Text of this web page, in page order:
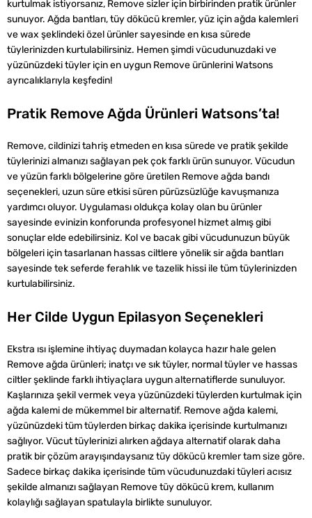
kurtulmak istiyorsanız, Remove sizler için birbirinden pratik ürünler
sunuyor. Ağda bantları, tüy dökücü kremler, yüz için ağda kalemleri
ve wax şeklindeki özel ürünler sayesinde en kısa sürede
tüylerinizden kurtulabilirsiniz. Hemen şimdi vücudunuzdaki ve
yüzünüzdeki tüyler için en uygun Remove ürünlerini Watsons
ayrıcalıklarıyla keşfedin!
Pratik Remove Ağda Ürünleri Watsons’ta!
Remove, cildinizi tahriş etmeden en kısa sürede ve pratik şekilde
tüylerinizi almanızı sağlayan pek çok farklı ürün sunuyor. Vücudun
ve yüzün farklı bölgelerine göre üretilen Remove ağda bandı
seçenekleri, uzun süre etkisi süren pürüzsüzlüğe kavuşmanıza
yardımcı oluyor. Uygulaması oldukça kolay olan bu ürünler
sayesinde evinizin konforunda profesyonel hizmet almış gibi
sonuçlar elde edebilirsiniz. Kol ve bacak gibi vücudunuzun büyük
bölgeleri için tasarlanan hassas ciltlere yönelik sir ağda bantları
sayesinde tek seferde ferahlık ve tazelik hissi ile tüm tüylerinizden
kurtulabilirsiniz.
Her Cilde Uygun Epilasyon Seçenekleri
Ekstra ısı işlemine ihtiyaç duymadan kolayca hazır hale gelen
Remove ağda ürünleri; inatçı ve sık tüyler, normal tüyler ve hassas
ciltler şeklinde farklı ihtiyaçlara uygun alternatiflerde sunuluyor.
Kaşlarınıza şekil vermek veya yüzünüzdeki tüylerden kurtulmak için
ağda kalemi de mükemmel bir alternatif. Remove ağda kalemi,
yüzünüzdeki tüm tüylerden birkaç dakika içerisinde kurtulmanızı
sağlıyor. Vücut tüylerinizi alırken ağdaya alternatif olarak daha
pratik bir çözüm arayışındaysanız tüy dökücü kremler tam size göre.
Sadece birkaç dakika içerisinde tüm vücudunuzdaki tüyleri acısız
şekilde almanızı sağlayan Remove tüy dökücü krem, kullanım
kolaylığı sağlayan spatulayla birlikte sunuluyor.